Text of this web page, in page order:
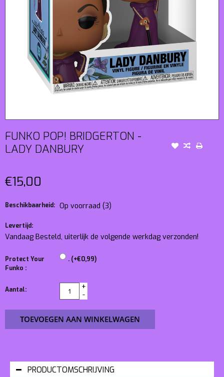
FUNKO POP! BRIDGERTON -
LADY DANBURY
€15,00
Beschikbaarheid: Op voorraad (3)
Levertijd:
Vandaag Besteld, uiterlijk de volgende werkdag verzonden!
Protect Your
Funko :
. (+€0,99)
Aantal:
+
-
TOEVOEGEN AAN WINKELWAGEN
PRODUCTOMSCHRIJVING